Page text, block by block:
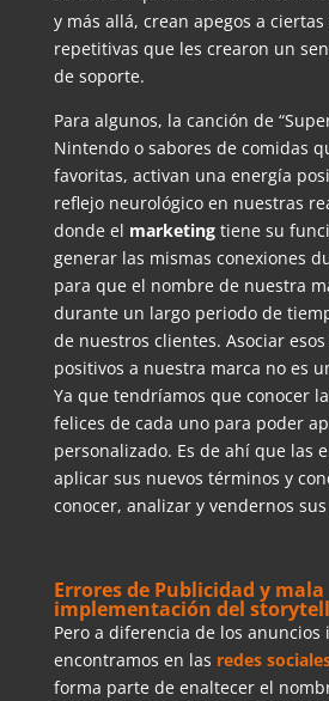
y más allá, crean apegos a
repetitivas que les crearon un
de soporte.
Para algunos, la canción de
Nintendo o sabores de comidas
favoritas, activan una energía
reflejo neurológico en nuestras
donde el marketingtiene su
generar las mismas conexiones
para que el nombre de nuestra
durante un largo periodo de
de nuestros clientes. Asociar
positivos a nuestra marca no es
Ya que tendríamos que conocer
felices de cada uno para poder
personalizado. Es de ahí que las
aplicar sus nuevos términos y
conocer, analizar y vendernos
Errores de Publicidad y mala
implementación del
Pero a diferencia de los
encontramos en las redes
forma parte de enaltecer el